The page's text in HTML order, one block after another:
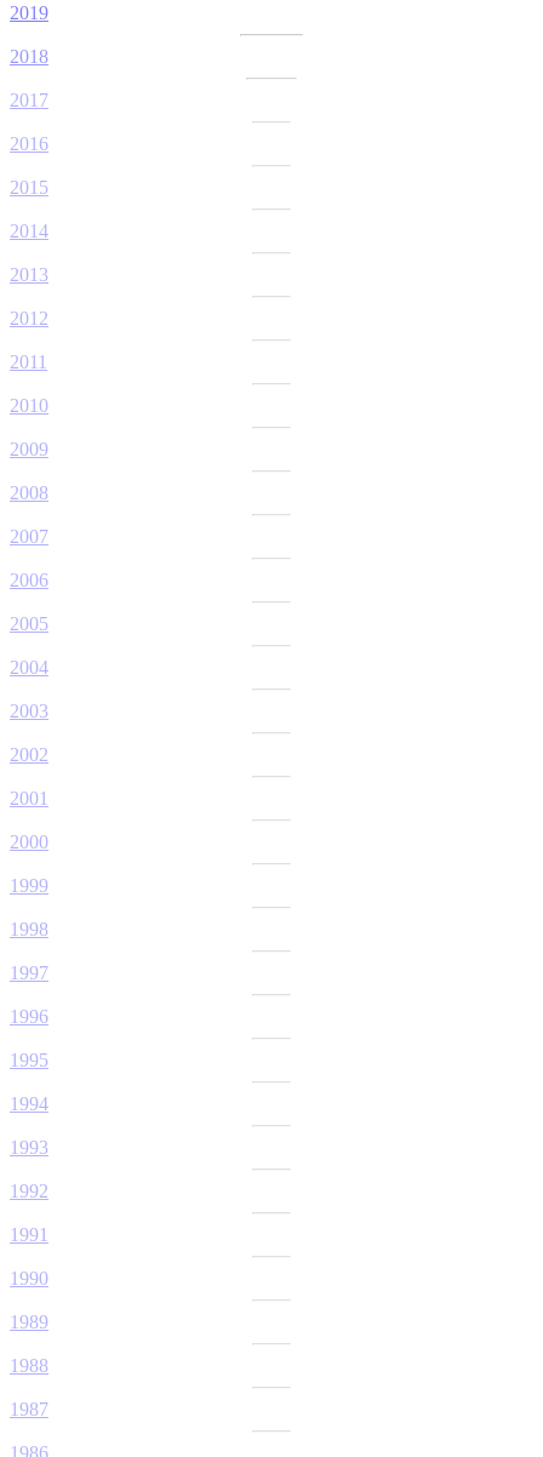
2019
2018
2017
2016
2015
2014
2013
2012
2011
2010
2009
2008
2007
2006
2005
2004
2003
2002
2001
2000
1999
1998
1997
1996
1995
1994
1993
1992
1991
1990
1989
1988
1987
1986